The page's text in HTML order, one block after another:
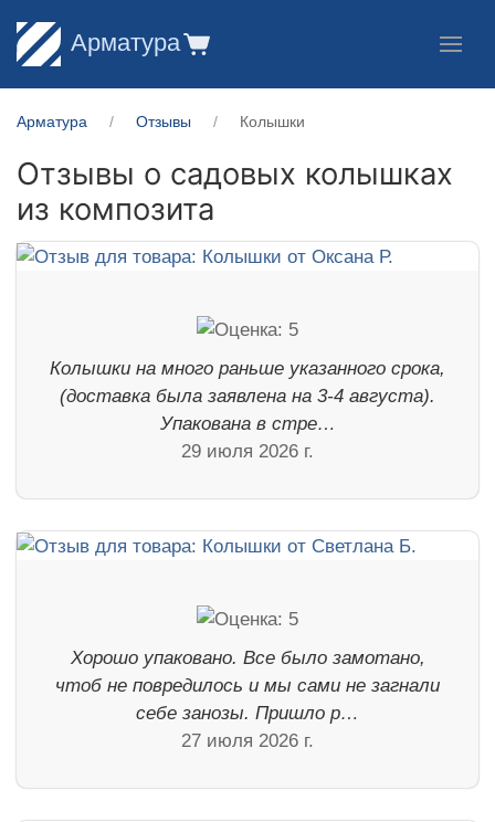
Арматура
Арматура Отзывы Колышки
Отзывы о садовых колышках
из композита
Колышки на много раньше указанного срока,
(доставка была заявлена на 3-4 августа).
Упакована в стре…
29 июля 2026 г.
Хорошо упаковано. Все было замотано,
чтоб не повредилось и мы сами не загнали
себе занозы. Пришло р…
27 июля 2026 г.